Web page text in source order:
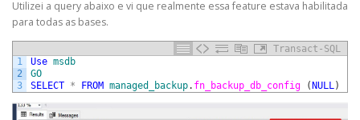
Utilizei a query abaixo e vi que realmente essa feature estava habilitada
para todas as bases.
Transact-SQL
1
2
3
Use msdb
GO
SELECT * FROM managed_backup. fn_backup_db_config ( NULL)